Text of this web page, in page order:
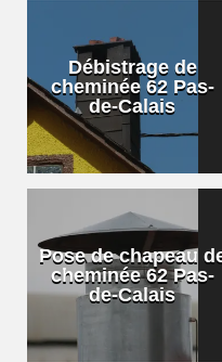
Débistrage de
cheminée 62 Pas-
de-Calais
Pose de chapeau
cheminée 62 Pas-
de-Calais